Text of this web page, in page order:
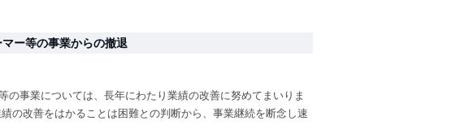
ー等の事業からの撤退
事業については、長年にわたり業績の改善に努めてまいりま
の改善をはかることは困難との判断から、事業継続を断念し速